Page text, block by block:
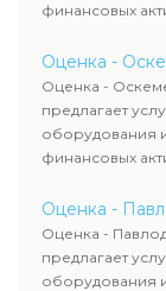
финансовых
оценка
определяют
рассчитывают
требованиям
сделок,
Оценка -
Оценка -
предлагает
оборудования
финансовых
оценка
определяют
рассчитывают
требованиям
сделок,
Оценка -
Оценка -
предлагает
оборудования